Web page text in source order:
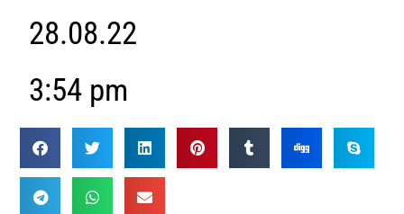
28.08.22
3:54 pm